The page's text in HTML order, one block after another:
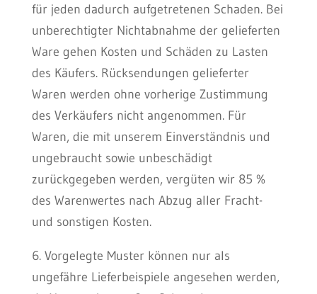
für jeden dadurch aufgetretenen Schaden. Bei
unberechtigter Nichtabnahme der gelieferten
Ware gehen Kosten und Schäden zu Lasten
des Käufers. Rücksendungen gelieferter
Waren werden ohne vorherige Zustimmung
des Verkäufers nicht angenommen. Für
Waren, die mit unserem Einverständnis und
ungebraucht sowie unbeschädigt
zurückgegeben werden, vergüten wir 85 %
des Warenwertes nach Abzug aller Fracht-
und sonstigen Kosten.
6. Vorgelegte Muster können nur als
ungefähre Lieferbeispiele angesehen werden,